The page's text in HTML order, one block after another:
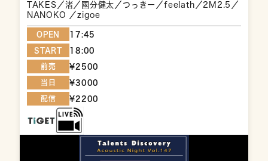
TAKES／渚／國分健太／つっきー／feelath／2M2.5／
NANOKO ／zigoe
OPEN 17:45
START 18:00
前売 ¥2500
当日 ¥3000
配信 ¥2200